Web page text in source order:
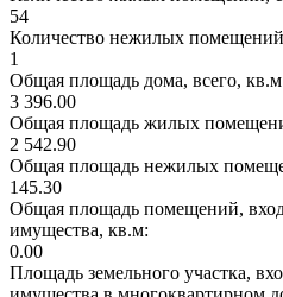
54
Количество нежилых
1
Общая площадь дома, всего,
3 396.00
Общая площадь жилых
2 542.90
Общая площадь нежилых
145.30
Общая площадь помещений,
имущества, кв.м:
0.00
Площадь земельного участка,